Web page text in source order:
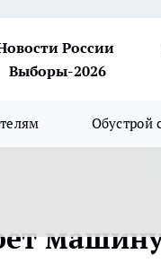
России
Выборы-2026
Обустрой
машину